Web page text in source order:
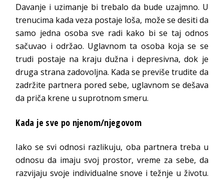
Davanje i uzimanje bi trebalo da bude uzajmno. U
trenucima kada veza postaje loša, može se desiti da
samo jedna osoba sve radi kako bi se taj odnos
sačuvao i održao. Uglavnom ta osoba koja se se
trudi postaje na kraju dužna i depresivna, dok je
druga strana zadovoljna. Kada se previše trudite da
zadržite partnera pored sebe, uglavnom se dešava
da priča krene u suprotnom smeru.
Kada je sve po njenom/njegovom
Iako se svi odnosi razlikuju, oba partnera treba u
odnosu da imaju svoj prostor, vreme za sebe, da
razvijaju svoje individualne snove i težnje u životu.